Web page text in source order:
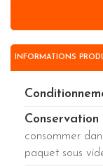
INFORMATIONS
Conservation
consommer
paquet sous